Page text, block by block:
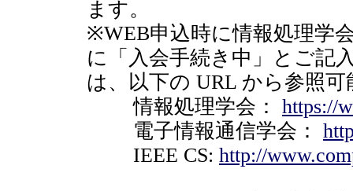
ます。
※WEB申込時に情報処理学
に「入会手続き中」とご記
は、以下の URL から参照可
情報処理学会： https://
電子情報通信学会：
IEEE CS: http://